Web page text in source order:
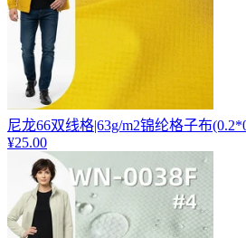
尼龙66双线格|63g/m2锦纶格子布
¥25.00